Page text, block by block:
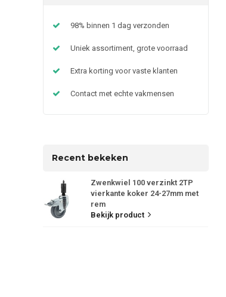
98% binnen 1 dag verzonden
Uniek assortiment, grote voorraad
Extra korting voor vaste klanten
Contact met echte vakmensen
Recent bekeken
Zwenkwiel 100 verzinkt 2TP
vierkante koker 24-27mm met
rem
Bekijk product